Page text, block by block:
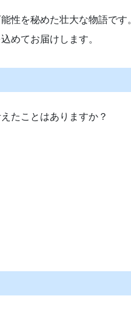
性を秘めた壮大な物語です。
めてお届けします。
たことはありますか？